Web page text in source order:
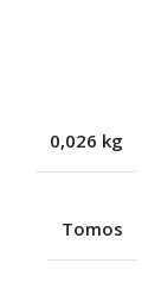
0,026 kg
Tomos